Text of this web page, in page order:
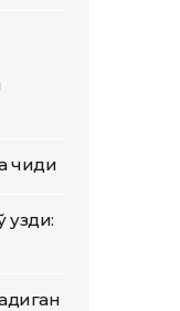
чиқди
узди: